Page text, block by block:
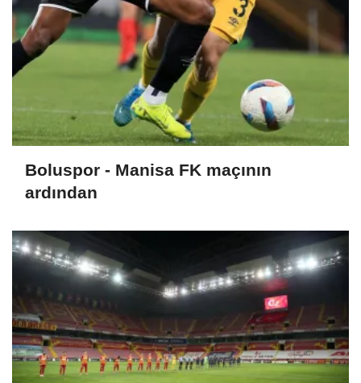
Boluspor - Manisa FK maçının
ardından